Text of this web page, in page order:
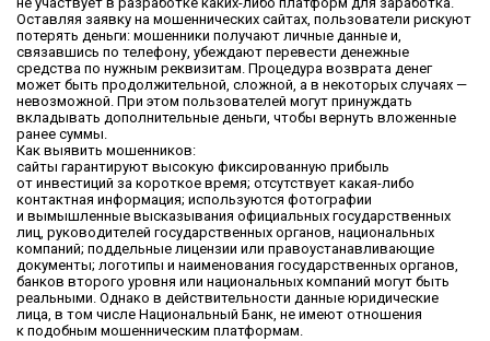
Оставляя заявку на мошеннических сайтах, пользователи рискуют
потерять деньги: мошенники получают личные данные и,
связавшись по телефону, убеждают перевести денежные
средства по нужным реквизитам. Процедура возврата денег
может быть продолжительной, сложной, а в некоторых случаях —
невозможной. При этом пользователей могут принуждать
вкладывать дополнительные деньги, чтобы вернуть вложенные
ранее суммы.
Как выявить мошенников:
сайты гарантируют высокую фиксированную прибыль
от инвестиций за короткое время; отсутствует какая-либо
контактная информация; используются фотографии
и вымышленные высказывания официальных государственных
лиц, руководителей государственных органов, национальных
компаний; поддельные лицензии или правоустанавливающие
документы; логотипы и наименования государственных органов,
банков второго уровня или национальных компаний могут быть
реальными. Однако в действительности данные юридические
лица, в том числе Национальный Банк, не имеют отношения
к подобным мошенническим платформам.